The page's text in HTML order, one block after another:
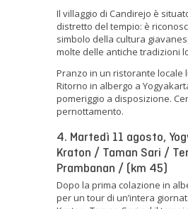
Il villaggio di Candirejo è
distretto del tempio: è
simbolo della cultura
molte delle antiche tradizioni
Pranzo in un ristorante locale
Ritorno in albergo a
pomeriggio a disposizione.
pernottamento.
4. Martedì 11 agosto,
Kraton / Taman Sari /
Prambanan / (km 45)
Dopo la prima colazione in
per un tour di un’intera